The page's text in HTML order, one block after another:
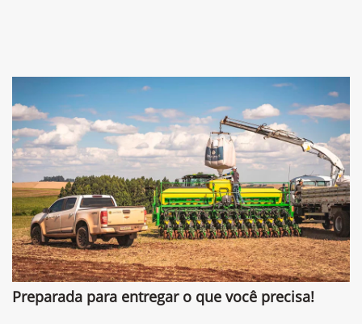
Preparada para entregar o que você precisa!